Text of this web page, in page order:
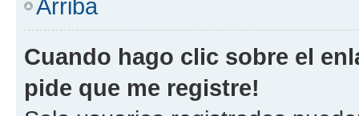
Arriba
Cuando hago clic sobre el
pide que me registre!